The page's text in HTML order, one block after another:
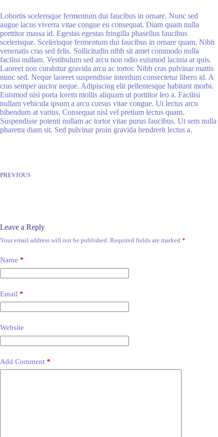
Lobortis scelerisque fermentum dui faucibus in ornare. Nunc sed
augue lacus viverra vitae congue eu consequat. Diam quam nulla
porttitor massa id. Egestas egestas fringilla phasellus faucibus
scelerisque. Scelerisque fermentum dui faucibus in ornare quam. Nibh
venenatis cras sed felis. Sollicitudin nibh sit amet commodo nulla
facilisi nullam. Vestibulum sed arcu non odio euismod lacinia at quis.
Laoreet non curabitur gravida arcu ac tortor. Nibh cras pulvinar mattis
nunc sed. Neque laoreet suspendisse interdum consectetur libero id. A
cras semper auctor neque. Adipiscing elit pellentesque habitant morbi.
Euismod nisi porta lorem mollis aliquam ut porttitor leo a. Facilisi
nullam vehicula ipsum a arcu cursus vitae congue. Ut lectus arcu
bibendum at varius. Consequat nisl vel pretium lectus quam.
Suspendisse potenti nullam ac tortor vitae purus faucibus. Ut sem nulla
pharetra diam sit. Sed pulvinar proin gravida hendrerit lectus a.
PREVIOUS
Leave a Reply
Your email address will not be published. Required fields are marked *
Name *
Email *
Website
Add Comment *